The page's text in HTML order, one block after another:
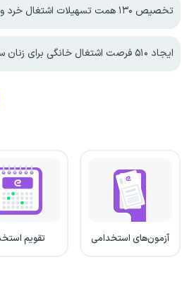
تخصیص ۱۳۰ همت تسهیلات اشتغال خرد و خانگی
ایجاد ۵۱۰ فرصت اشتغال خانگی برای زنان سرپرست خانوار قزوین
آزمون‌های استخدامی تقویم